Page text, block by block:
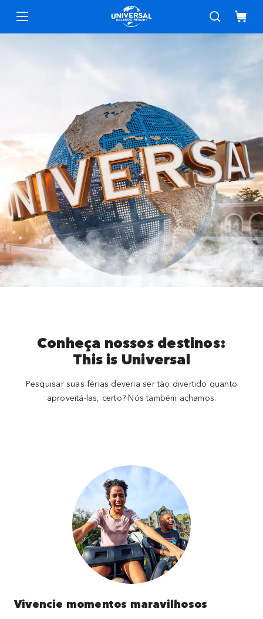
Conheça nossos destinos:
This is Universal
Pesquisar suas férias deveria ser tão divertido quanto
aproveitá-las, certo? Nós também achamos.
Vivencie momentos maravilhosos